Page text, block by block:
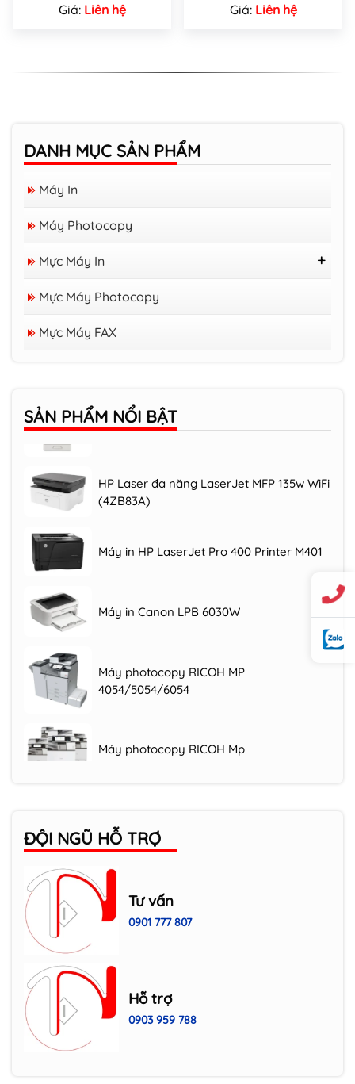
Giá: Liên hệ Giá: Liên hệ
DANH MỤC SẢN PHẨM
Máy In
Máy Photocopy
Mực Máy In
Mực Máy In Brother
Mực Cho Máy In Ricoh Và Xerox
Mực Máy Photocopy
Mực Máy FAX
SẢN PHẨM NỔI BẬT
Máy photocopy RICOH MP 305+SPF
(4ZB83A)
4054/5054/6054
2554/3054/3554
Máy photocopy RICOH MP 305+SPF
HP Laser đa năng LaserJet MFP 135w WiFi
Máy in HP LaserJet Pro 400 Printer M401
ĐỘI NGŨ HỖ TRỢ
Tư vấn
0901 777 807
Hỗ trợ
0903 959 788